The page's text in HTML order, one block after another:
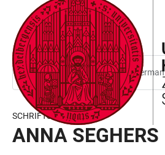
ACCESSIBILITY
LINKS
JUMP
TO
MAIN
CONTENT
OPEN
MAIN
NAVIGATION
OPEN
SEARCH
FORM
This page is only available in German.
SCHRIFTSTELLERIN
ANNA SEGHERS